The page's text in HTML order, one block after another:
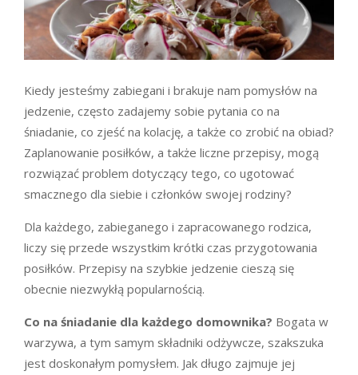
Kiedy jesteśmy zabiegani i brakuje nam pomysłów na
jedzenie, często zadajemy sobie pytania co na
śniadanie, co zjeść na kolację, a także co zrobić na obiad?
Zaplanowanie posiłków, a także liczne przepisy, mogą
rozwiązać problem dotyczący tego, co ugotować
smacznego dla siebie i członków swojej rodziny?
Dla każdego, zabieganego i zapracowanego rodzica,
liczy się przede wszystkim krótki czas przygotowania
posiłków. Przepisy na szybkie jedzenie cieszą się
obecnie niezwykłą popularnością.
Co na śniadanie dla każdego domownika? Bogata w
warzywa, a tym samym składniki odżywcze, szakszuka
jest doskonałym pomysłem. Jak długo zajmuje jej